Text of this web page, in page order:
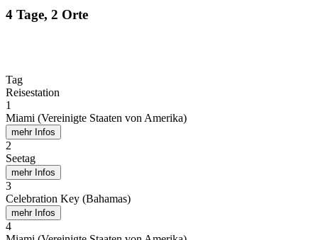
4 Tage, 2 Orte
Tag
Reisestation
1
Miami (Vereinigte Staaten von Amerika)
mehr Infos
2
Seetag
mehr Infos
3
Celebration Key (Bahamas)
mehr Infos
4